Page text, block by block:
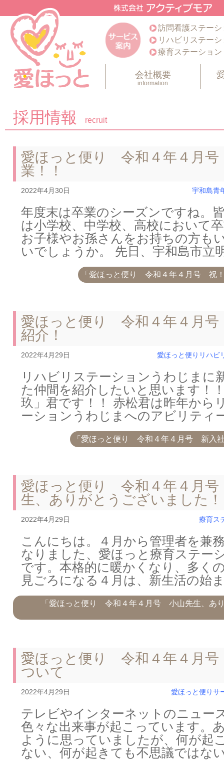
訪問看護ステー
リハビリステー
療育ステーション
会社概要
information
採用情報 recruit
愛ほっと便り 令和４年４月
業！！
2022年4月30日 宇和島青
年度末は卒業のシーズンですね。
は小学校、中学校、高校において
お子様やお孫さんをお持ちの方も
いでしょうか。 先日、宇和島市
「愛ほっと便り 令和４年４月号 祝
愛ほっと便り 令和４年４月
紹介！
2022年4月29日 愛ほっと便り リハビ
リハビリステーションうわじまに
た仲間を紹介したいと思います！
玖」君です！！ 赤松君は昨年から
ーションうわじまへのアビリテ
「愛ほっと便り 令和４年４月号 新入
愛ほっと便り 令和４年４月
生、ありがとうございました
2022年4月29日 療育ス
こんにちは。４月から管理者を兼
なりました、愛ほっと療育ステー
です。本格的に暖かくなり、多く
見ごろになる４月は、新生活の
「愛ほっと便り 令和４年４月号 小山先生、あ
愛ほっと便り 令和４年４月
ついて
2022年4月29日 愛ほっと便り サ
テレビやインターネットのニュー
色々な出来事が起こっています。
ように思っていましたが、何が起
ない、何が起きても不思議では